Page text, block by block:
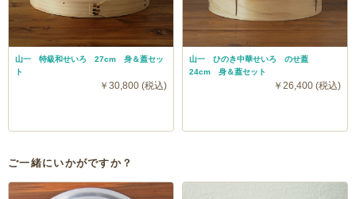
山一 特級和せいろ 27cm 身＆蓋セッ
ト
￥30,800 (税込)
山一 ひのき中華せいろ のせ蓋
24cm 身＆蓋セット
￥26,400 (税込)
ご一緒にいかがですか？